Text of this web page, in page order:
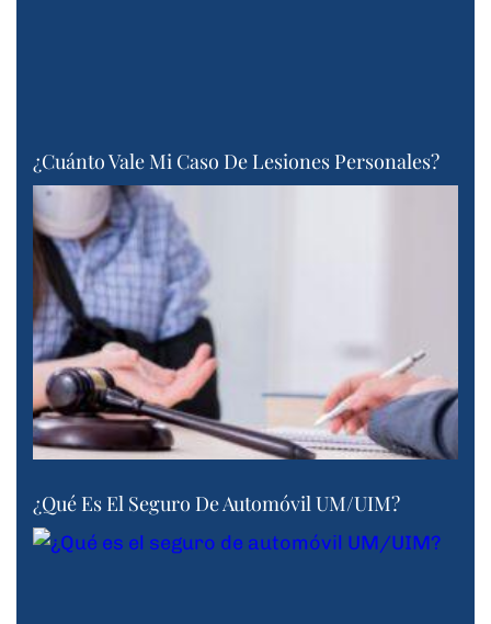
¿Cuánto Vale Mi Caso De Lesiones Personales?
¿Qué Es El Seguro De Automóvil UM/UIM?